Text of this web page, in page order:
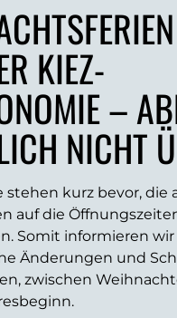
KIEZ-
–
NICHT
stehen kurz bevor, die
auf die
Somit informieren
Änderungen und
zwischen